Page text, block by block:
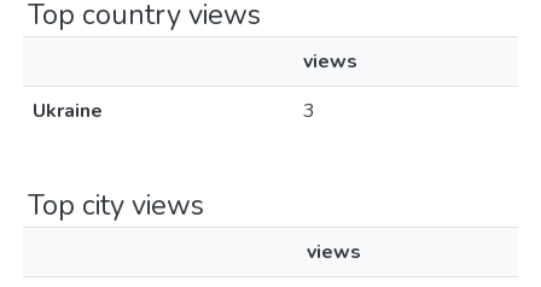
Top country views
views
Ukraine
3
Top city views
views